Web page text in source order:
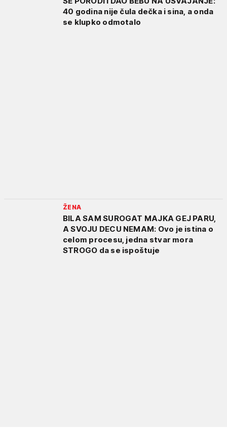
40 godina nije čula dečka i sina, a onda
se klupko odmotalo
ŽENA
BILA SAM SUROGAT MAJKA GEJ PARU,
A SVOJU DECU NEMAM: Ovo je istina o
celom procesu, jedna stvar mora
STROGO da se ispoštuje